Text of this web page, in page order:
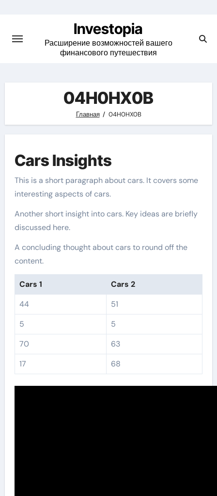
content
Investopia
Расширение возможностей вашего
финансового путешествия
04H0HX0B
Главная 04H0HX0B
Cars Insights
This is a short paragraph about cars. It covers some
interesting aspects of cars.
Another short insight into cars. Key ideas are briefly
discussed here.
A concluding thought about cars to round off the
content.
Cars 1
Cars 2
44
51
5
5
70
63
17
68